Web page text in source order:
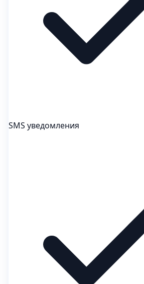
SMS уведомления